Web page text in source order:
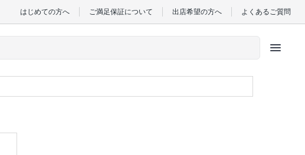
はじめての方へ ご満足保証について 出店希望の方へ よくあるご質問
menu